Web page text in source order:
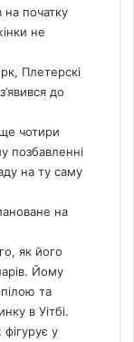
на початку
не
Плетерскі
до
чотири
позбавленні
на ту саму
на
як його
Йому
та
в Уітбі.
у